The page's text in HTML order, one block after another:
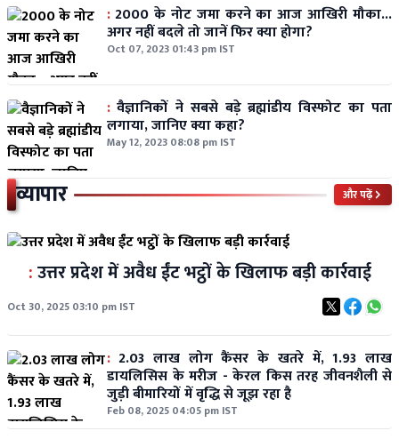
:2000 के नोट जमा करने का आज आखिरी मौका...
अगर नहीं बदले तो जानें फिर क्या होगा?
Oct 07, 2023 01:43 pm IST
: वैज्ञानिकों ने सबसे बड़े ब्रह्मांडीय विस्फोट का पता
लगाया, जानिए क्या कहा?
May 12, 2023 08:08 pm IST
व्यापार और पढ़ें
:उत्तर प्रदेश में अवैध ईंट भट्ठों के खिलाफ बड़ी कार्रवाई
Oct 30, 2025 03:10 pm IST
: 2.03 लाख लोग कैंसर के खतरे में, 1.93 लाख
डायलिसिस के मरीज - केरल किस तरह जीवनशैली से
जुड़ी बीमारियों में वृद्धि से जूझ रहा है
Feb 08, 2025 04:05 pm IST